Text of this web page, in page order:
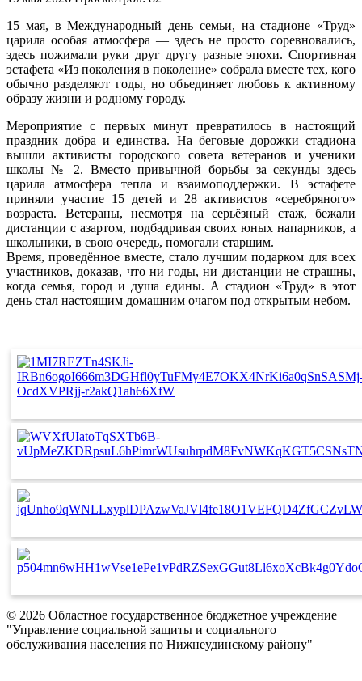
15 мая, в Международный день семьи, на стадионе «Труд»
царила особая атмосфера — здесь не просто соревновались,
здесь пожимали руки друг другу разные эпохи. Спортивная
эстафета «Из поколения в поколение» собрала вместе тех, кого
обычно разделяют годы, но объединяет любовь к активному
образу жизни и родному городу.
Мероприятие с первых минут превратилось в настоящий
праздник добра и единства. На беговые дорожки стадиона
вышли активисты городского совета ветеранов и ученики
школы № 2. Вместо привычной борьбы за секунды здесь
царила атмосфера тепла и взаимоподдержки. В эстафете
приняли участие 15 детей и 28 активистов «серебряного»
возраста. Ветераны, несмотря на серьёзный стаж, бежали
дистанции с азартом, подбадривая своих юных напарников, а
школьники, в свою очередь, помогали старшим.
Время, проведённое вместе, стало лучшим подарком для всех
участников, доказав, что ни годы, ни дистанции не страшны,
когда семья, город и душа едины. А стадион «Труд» в этот
день стал настоящим домашним очагом под открытым небом.
© 2026 Областное государственное бюджетное учреждение
"Управление социальной защиты и социального
обслуживания населения по Нижнеудинскому району"